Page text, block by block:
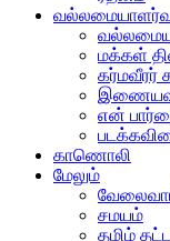
வல்லமையாளர்
மக்கள்
கர்மவீரர்
என்
காணொலி
மேலும்
சமயம்
தமிழ்